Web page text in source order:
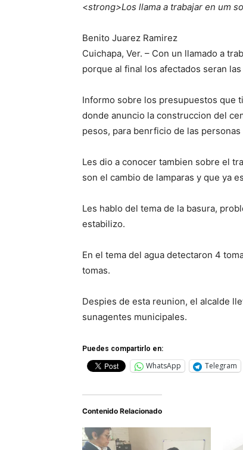
<strong>Los llama a trabajar en um
Benito Juarez Ramirez
Cuichapa, Ver. – Con un llamado a
porque al final los afectados seran
Informo sobre los presupuestos que
donde anuncio la construccion del
pesos, para benrficio de las
Les dio a conocer tambien sobre el
son el cambio de lamparas y que ya
Les hablo del tema de la basura,
estabilizo.
En el tema del agua detectaron 4
tomas.
Despies de esta reunion, el alcalde
sunagentes municipales.
Puedes compartirlo en:
WhatsApp Telegram
Contenido Relacionado